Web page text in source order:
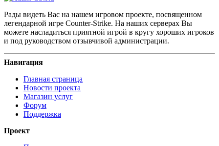
Рады видеть Вас на нашем игровом проекте, посвященном
легендарной игре Counter-Strike. На наших серверах Вы
можете насладиться приятной игрой в кругу хороших игроков
и под руководством отзывчивой администрации.
Навигация
Главная страница
Новости проекта
Магазин услуг
Форум
Поддержка
Проект